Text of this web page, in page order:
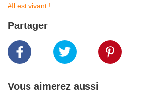
#Il est vivant !
Partager
Vous aimerez aussi